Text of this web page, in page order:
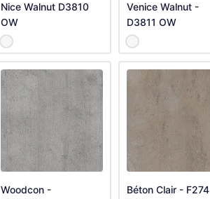
Nice Walnut D3810
OW
Venice Walnut -
D3811 OW
Woodcon -
Béton Clair - F274